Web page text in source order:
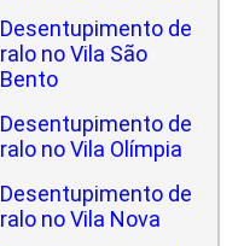
Desentupimento de
ralo no Vila São
Bento
Desentupimento de
ralo no Vila Olímpia
Desentupimento de
ralo no Vila Nova